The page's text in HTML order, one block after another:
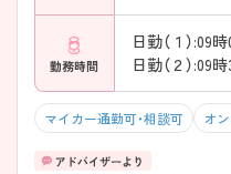
勤務時間
日勤（１）:09
日勤（２）:09
マイカー通勤可・相談可 オ